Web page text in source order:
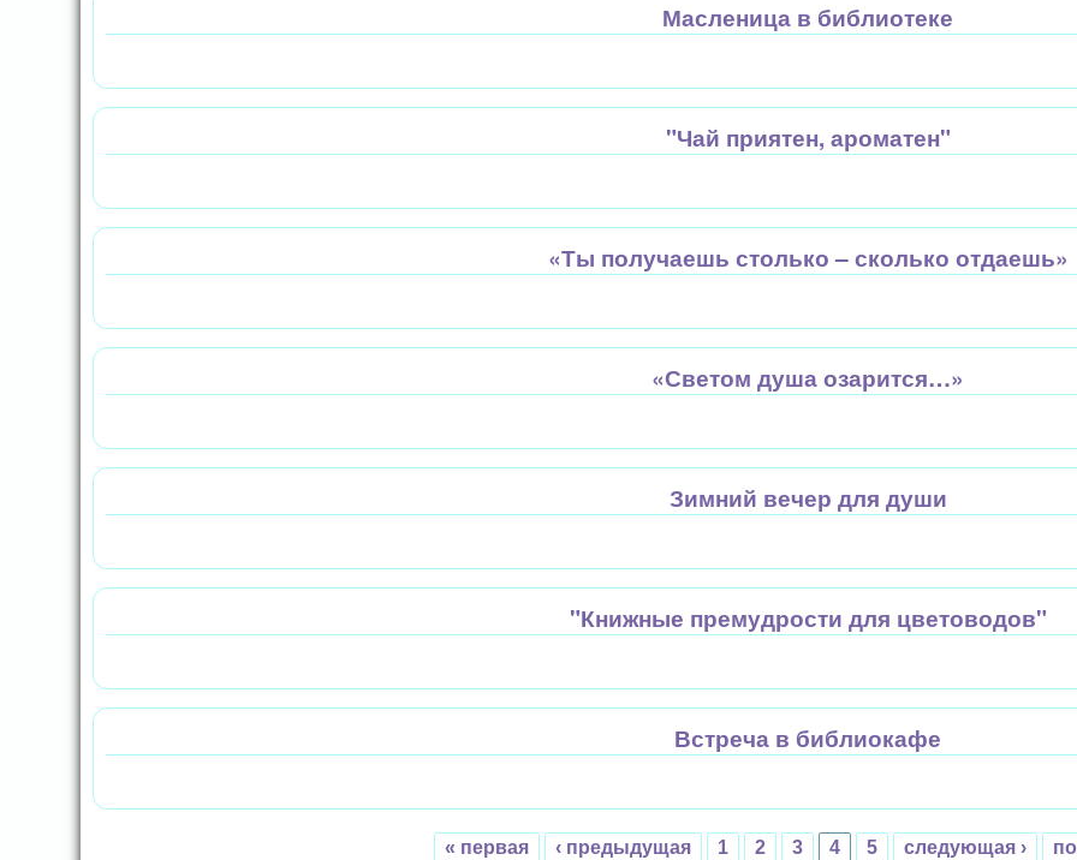
Масленица в библиотеке
"Чай приятен, ароматен"
«Ты получаешь столько – сколько отдаешь»
«Светом душа озарится…»
Зимний вечер для души
"Книжные премудрости для цветоводов"
Встреча в библиокафе
« первая ‹ предыдущая 1 2 3 4 5 следующая ›